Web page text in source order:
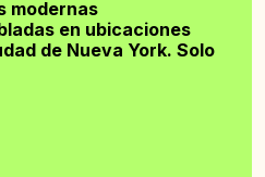
modernas
en ubicaciones
de Nueva York. Solo